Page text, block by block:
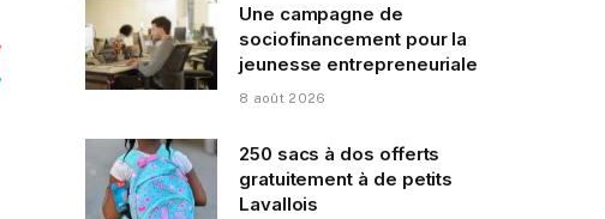
Une campagne de
sociofinancement pour la
jeunesse entrepreneuriale
8 août 2026
250 sacs à dos offerts
gratuitement à de petits
Lavallois